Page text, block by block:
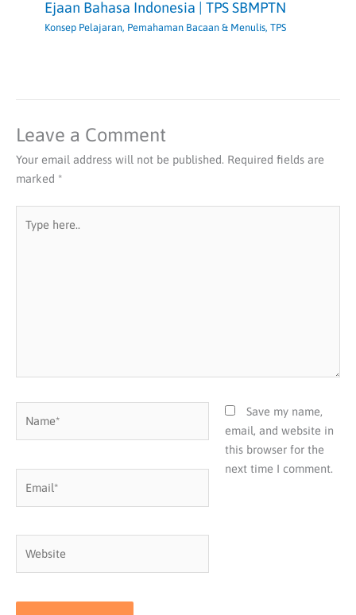
Ejaan Bahasa Indonesia | TPS SBMPTN
Konsep Pelajaran, Pemahaman Bacaan & Menulis,TPS
Leave a Comment
Your email address will not be published. Required fields are
marked *
here..
Save my name,
email, and website in
this browser for the
next time I comment.